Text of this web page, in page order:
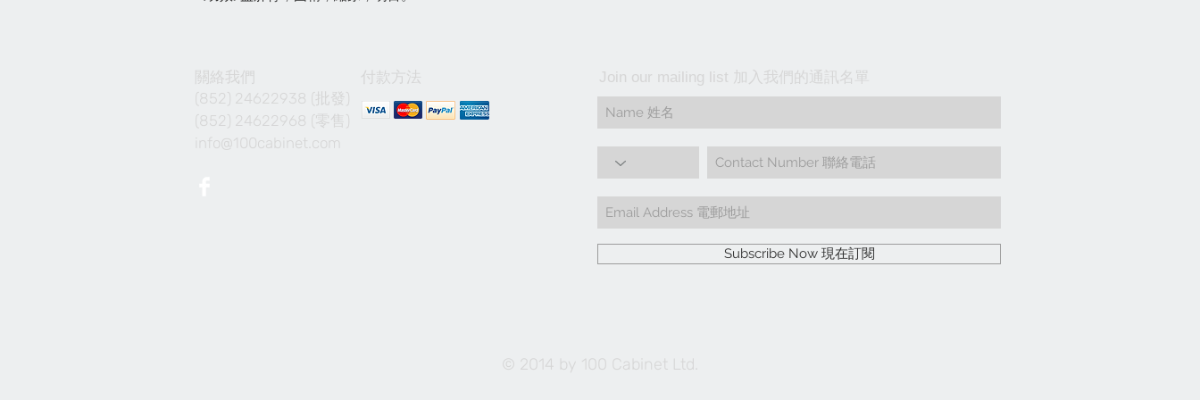
關絡我們
(852) 24622938 (批發)
(852) 24622968 (零售)
info@100cabinet.com
付款方法 Join our mailing list 加入我們的通訊名單
Subscribe Now 現在訂閱
© 2014 by 100 Cabinet Ltd.